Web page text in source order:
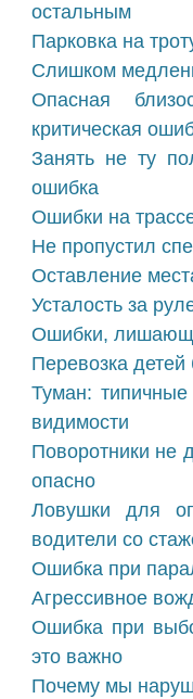
остальным
Парковка на
Слишком
Опасная
критическая
Занять не ту
ошибка
Ошибки на
Не пропустил
Оставление
Усталость за
Ошибки,
Перевозка
Туман:
видимости
Поворотники не
опасно
Ловушки для
водители со
Ошибка при
Агрессивное
Ошибка при
это важно
Почему мы